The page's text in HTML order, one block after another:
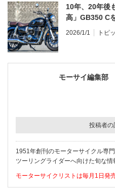
10年、20年後
高」GB350 C
2026/1/1 トピ
モーサイ編集部
投稿者の
1951年創刊のモーターサイクル専
ツーリングライダーへ向けた旬な情
モーターサイクリストは毎月1日発